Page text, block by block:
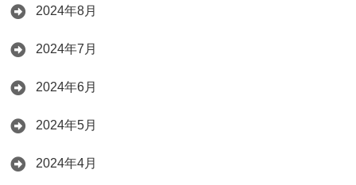
2024年8月
2024年7月
2024年6月
2024年5月
2024年4月